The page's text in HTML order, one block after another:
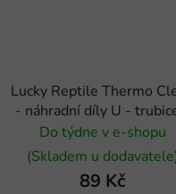
Lucky Reptile Thermo
- náhradní díly U -
chlopní
Do týdne v e-shopu
(Skladem u
89 Kč